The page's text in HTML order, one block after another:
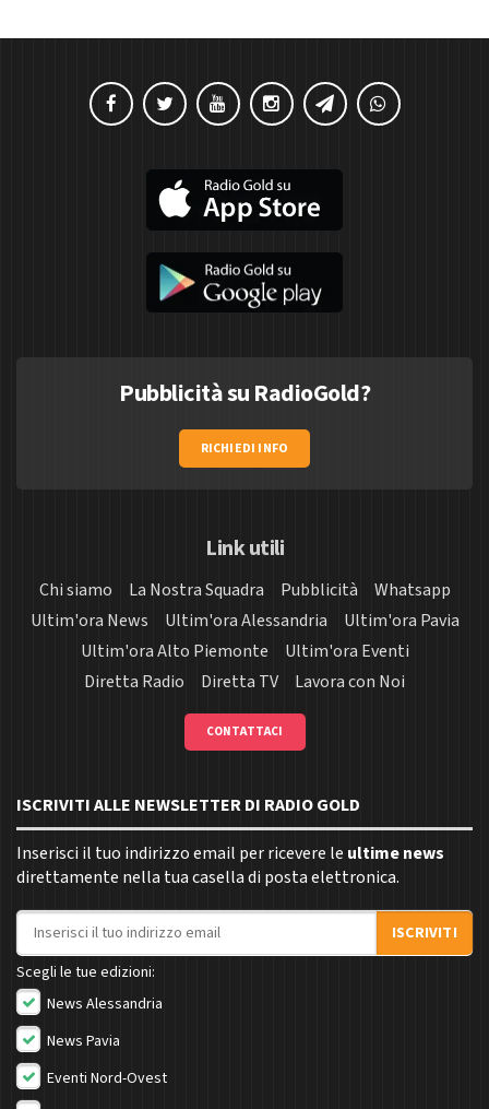
Pubblicità su RadioGold?
RICHIEDI INFO
Link utili
Chi siamo La Nostra Squadra Pubblicità
Whatsapp
Ultim'ora News
Ultim'ora Alessandria
Ultim'ora Pavia
Ultim'ora Alto Piemonte
Ultim'ora Eventi
Diretta Radio
Diretta TV Lavora con Noi
CONTATTACI
ISCRIVITI ALLE NEWSLETTER DI RADIO GOLD
Inserisci il tuo indirizzo email per ricevere le ultime news
direttamente nella tua casella di posta elettronica.
Indirizzo email
ISCRIVITI
Scegli le tue edizioni:
News Alessandria
News Pavia
Eventi Nord-Ovest